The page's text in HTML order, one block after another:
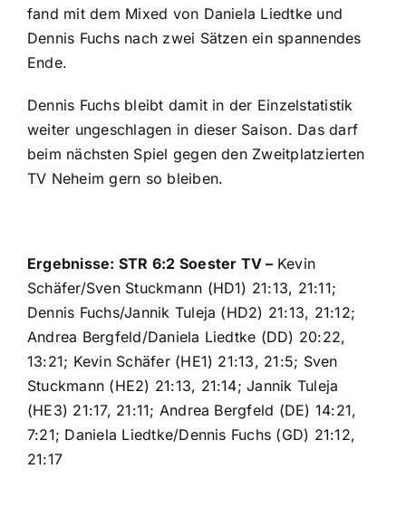
fand mit dem Mixed von Daniela Liedtke und
Dennis Fuchs nach zwei Sätzen ein spannendes
Ende.
Dennis Fuchs bleibt damit in der Einzelstatistik
weiter ungeschlagen in dieser Saison. Das darf
beim nächsten Spiel gegen den Zweitplatzierten
TV Neheim gern so bleiben.
Ergebnisse: STR 6:2 Soester TV – Kevin
Schäfer/Sven Stuckmann (HD1) 21:13, 21:11;
Dennis Fuchs/Jannik Tuleja (HD2) 21:13, 21:12;
Andrea Bergfeld/Daniela Liedtke (DD) 20:22,
13:21; Kevin Schäfer (HE1) 21:13, 21:5; Sven
Stuckmann (HE2) 21:13, 21:14; Jannik Tuleja
(HE3) 21:17, 21:11; Andrea Bergfeld (DE) 14:21,
7:21; Daniela Liedtke/Dennis Fuchs (GD) 21:12,
21:17